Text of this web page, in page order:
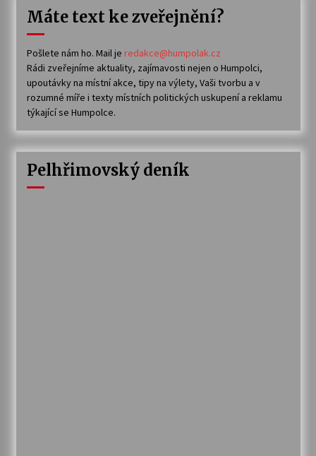
Máte text ke zveřejnění?
Pošlete nám ho. Mail je redakce@humpolak.cz
Rádi zveřejníme aktuality, zajímavosti nejen o Humpolci,
upoutávky na místní akce, tipy na výlety, Vaši tvorbu a v
rozumné míře i texty místních politických uskupení a reklamu
týkající se Humpolce.
Pelhřimovský deník